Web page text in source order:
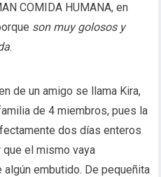
COMIDA HUMANA, en
son muy golosos y
.
de un amigo se llama Kira,
de 4 miembros, pues la
dos días enteros
el mismo vaya
algún embutido. De pequeñita